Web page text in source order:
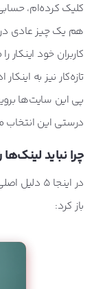
کلیک کرده‌ام،
هم یک چیز عادی
کاربران خود
تازه‌کار نیز به
پی این سایت‌ها
درستی این
چرا نباید
در اینجا 5
باز کرد: